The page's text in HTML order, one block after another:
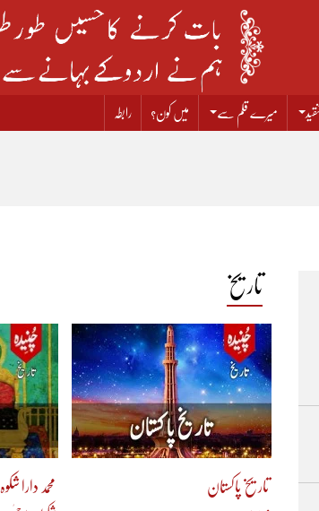
میرے قلم سے میں کون؟ رابطہ
تاریخ
تاریخ پاکستان محمد دارا شکوہ